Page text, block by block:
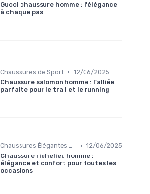
Gucci chaussure homme : l'élégance
à chaque pas
Chaussures de Sport • 12/06/2025
Chaussure salomon homme : l'alliée
parfaite pour le trail et le running
Chaussures Élégantes et de Cérémonie • 12/06/2025
Chaussure richelieu homme :
élégance et confort pour toutes les
occasions